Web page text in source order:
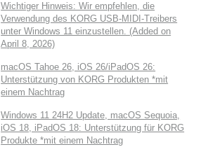
Wichtiger Hinweis: Wir empfehlen, die
Verwendung des KORG USB-MIDI-Treibers
unter Windows 11 einzustellen. (Added on
April 8, 2026)
macOS Tahoe 26, iOS 26/iPadOS 26:
Unterstützung von KORG Produkten *mit
einem Nachtrag
Windows 11 24H2 Update, macOS Sequoia,
iOS 18, iPadOS 18: Unterstützung für KORG
Produkte *mit einem Nachtrag